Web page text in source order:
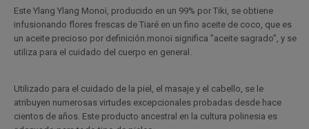
Este Ylang Ylang Monoï, producido en un 99% por Tiki, se obtiene
infusionando flores frescas de Tiaré en un fino aceite de coco, que es
un aceite precioso por definición.monoï significa "aceite sagrado", y se
utiliza para el cuidado del cuerpo en general.
Utilizado para el cuidado de la piel, el masaje y el cabello, se le
atribuyen numerosas virtudes excepcionales probadas desde hace
cientos de años. Este producto ancestral en la cultura polinesia es